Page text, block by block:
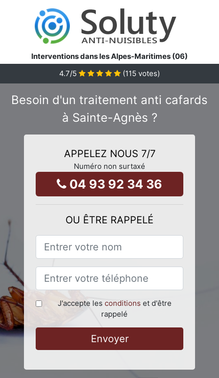
Interventions dans les Alpes-Maritimes (06)
4.7/5 (115 votes)
Besoin d'un traitement anti cafards
à Sainte-Agnès ?
APPELEZ NOUS 7/7
Numéro non surtaxé
04 93 92 34 36
OU ÊTRE RAPPELÉ
J'accepte les conditions et d'être
rappelé
Envoyer